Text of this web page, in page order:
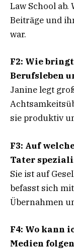
Law School
Beiträge und
war.
F2: Wie
Berufsleben
Janine legt
sie produktiv
F3: Auf
Tater
Sie ist auf
befasst sich
Übernahmen
F4: Wo kann
Medien